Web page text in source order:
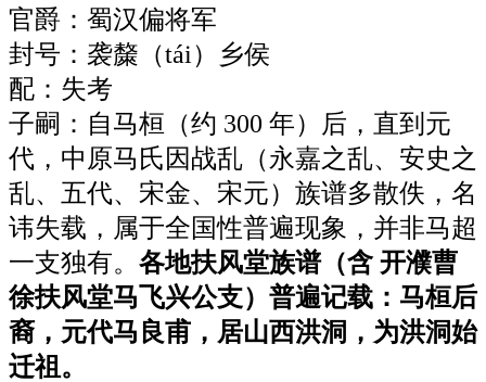
官爵：蜀汉偏将军
封号：袭斄（tái）乡侯
配：失考
子嗣： 自马桓（约 300 年）后，直到元
代，中原马氏因战乱（永嘉之乱、安史之
乱、五代、宋金、宋元）族谱多散佚，名
讳失载，属于全国性普遍现象，并非马超
一支独有。 各地扶风堂族谱（含 开濮曹
徐扶风堂马飞兴公支）普遍记载： 马桓后
裔，元代马良甫，居山西洪洞，为洪洞始
迁祖。